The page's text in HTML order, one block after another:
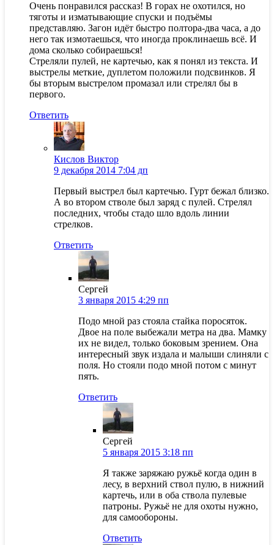
Очень понравился рассказ! В горах не охотился, но
тяготы и изматывающие спуски и подъёмы
представляю. Загон идёт быстро полтора-два часа, а до
него так измотаешься, что иногда проклинаешь всё. И
дома сколько собираешься!
Стреляли пулей, не картечью, как я понял из текста. И
выстрелы меткие, дуплетом положили подсвинков. Я
бы вторым выстрелом промазал или стрелял бы в
первого.
Ответить
Кислов Виктор
9 декабря 2014 7:04 дп
Первый выстрел был картечью. Гурт бежал близко.
А во втором стволе был заряд с пулей. Стрелял
последних, чтобы стадо шло вдоль линии
стрелков.
Ответить
Сергей
3 января 2015 4:29 пп
Подо мной раз стояла стайка поросяток.
Двое на поле выбежали метра на два. Мамку
их не видел, только боковым зрением. Она
интересный звук издала и малыши слиняли с
поля. Но стояли подо мной потом с минут
пять.
Ответить
Сергей
5 января 2015 3:18 пп
Я также заряжаю ружьё когда один в
лесу, в верхний ствол пулю, в нижний
картечь, или в оба ствола пулевые
патроны. Ружьё не для охоты нужно,
для самообороны.
Ответить